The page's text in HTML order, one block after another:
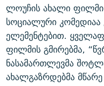
ლოუჩის ახალი ფილმი
სოციალური
ელემენტებით.
ფილმის გმირებმა,
ნასამართლევმა
ახალგაზრდებმა